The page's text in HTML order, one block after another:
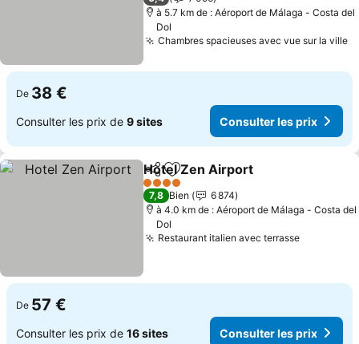
à 5.7 km de : Aéroport de Málaga - Costa del
Dol
Chambres spacieuses avec vue sur la ville
De 38 €
Consulter les prix de 9 sites Consulter les prix
PartagerAjouter à mes favoris
Hotel Zen Airport
4 Étoiles
7,8 Bien
6 874
à 4.0 km de : Aéroport de Málaga - Costa del
Dol
Restaurant italien avec terrasse
De 57 €
Consulter les prix de 16 sites Consulter les prix